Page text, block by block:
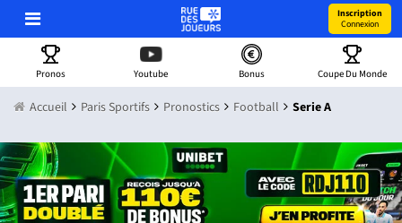
Inscription
Connexion
Pronos Youtube Bonus Coupe Du Monde
Accueil Paris Sportifs Pronostics Football Serie A